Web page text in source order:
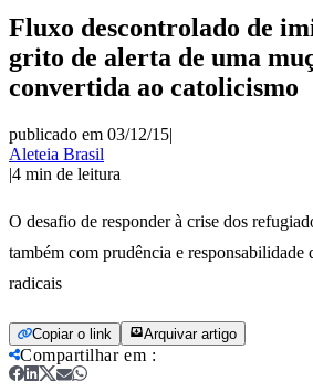
Fluxo descontrolado de
grito de alerta de uma
convertida ao catolicismo
publicado em 03/12/15|
Aleteia Brasil
|4 min de leitura
O desafio de responder à crise dos
também com prudência e responsabilidade
radicais
Copiar o link Arquivar artigo
Compartilhar em :